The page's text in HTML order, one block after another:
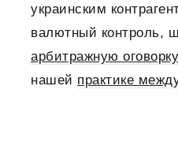
украинским
валютный контроль,
арбитражную оговорку
нашей практике